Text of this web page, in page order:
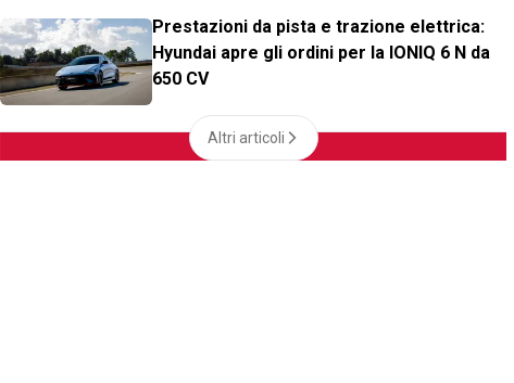
Prestazioni da pista e trazione elettrica:
Hyundai apre gli ordini per la IONIQ 6 N da
650 CV
Altri articoli